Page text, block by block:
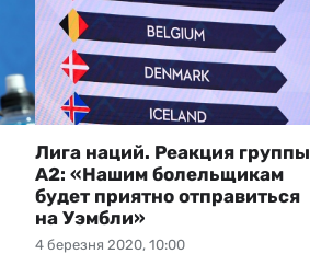
4 березня 2020, 10:00
Лига наций. Реакция группы
А2: «Нашим болельщикам
будет приятно отправиться
на Уэмбли»